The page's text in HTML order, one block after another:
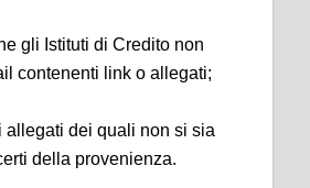
gli Istituti di Credito non
contenenti link o allegati;
allegati dei quali non si sia
della provenienza.